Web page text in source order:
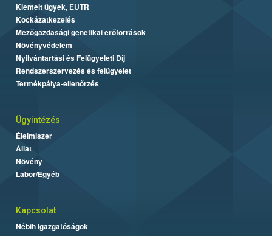
Kiemelt ügyek, EUTR
Kockázatkezelés
Mezőgazdasági genetikai erőforrások
Növényvédelem
Nyilvántartási és Felügyeleti Díj
Rendszerszervezés és felügyelet
Termékpálya-ellenőrzés
Ügyintézés
Élelmiszer
Állat
Növény
Labor/Egyéb
Kapcsolat
Nébih Igazgatóságok